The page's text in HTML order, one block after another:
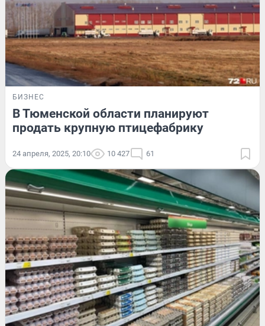
БИЗНЕС
В Тюменской области планируют
продать крупную птицефабрику
24 апреля, 2025, 20:10 10 427 61